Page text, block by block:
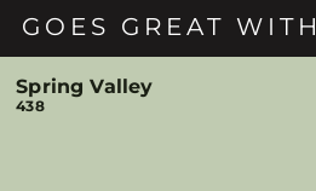
GOES GREAT WITH
Spring Valley
438